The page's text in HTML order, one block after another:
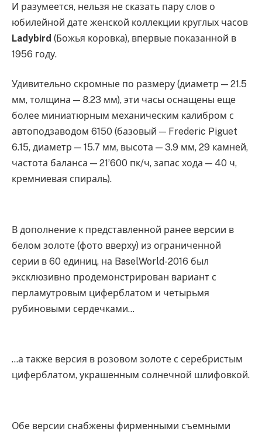
И разумеется, нельзя не сказать пару слов о
юбилейной дате женской коллекции круглых часов
Ladybird (Божья коровка), впервые показанной в
1956 году.
Удивительно скромные по размеру (диаметр — 21.5
мм, толщина — 8.23 мм), эти часы оснащены еще
более миниатюрным механическим калибром с
автоподзаводом 6150 (базовый — Frederic Piguet
6.15, диаметр — 15.7 мм, высота — 3.9 мм, 29 камней,
частота баланса — 21’600 пк/ч, запас хода — 40 ч,
кремниевая спираль).
В дополнение к представленной ранее версии в
белом золоте (фото вверху) из ограниченной
серии в 60 единиц, на BaselWorld-2016 был
эксклюзивно продемонстрирован вариант с
перламутровым циферблатом и четырьмя
рубиновыми сердечками…
…а также версия в розовом золоте с серебристым
циферблатом, украшенным солнечной шлифовкой.
Обе версии снабжены фирменными съемными